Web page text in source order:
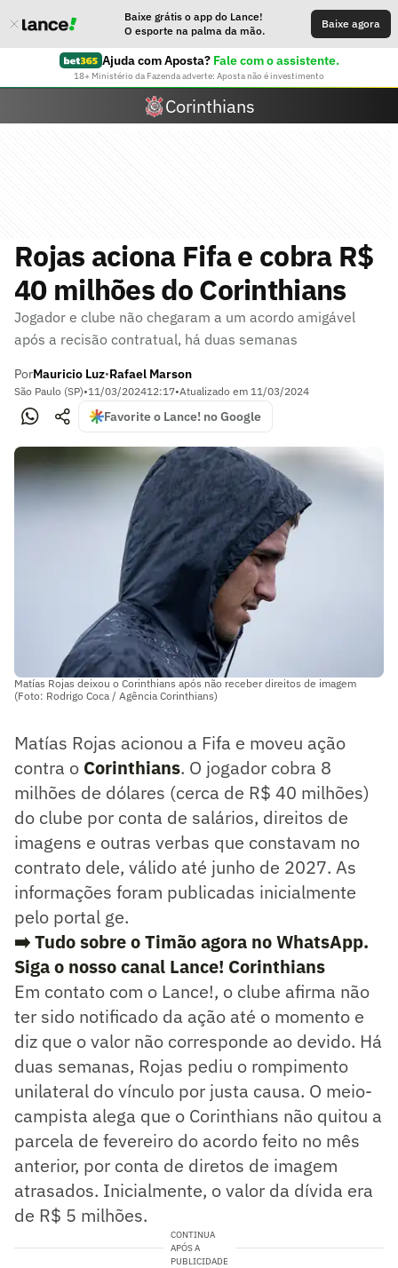
Baixe grátis o app do Lance!
O esporte na palma da mão.
Baixe agora
Ajuda com Aposta? Fale com o assistente.
18+ Ministério da Fazenda adverte: Aposta não é investimento
Corinthians
Rojas aciona Fifa e cobra R$
40 milhões do Corinthians
Jogador e clube não chegaram a um acordo amigável
após a recisão contratual, há duas semanas
PorMauricio Luz•Rafael Marson
São Paulo (SP)•11/03/202412:17•Atualizado em 11/03/2024
Favorite o Lance! no Google
Matías Rojas deixou o Corinthians após não receber direitos de imagem
(Foto: Rodrigo Coca / Agência Corinthians)
Matías Rojas acionou a Fifa e moveu ação
contra o Corinthians. O jogador cobra 8
milhões de dólares (cerca de R$ 40 milhões)
do clube por conta de salários, direitos de
imagens e outras verbas que constavam no
contrato dele, válido até junho de 2027. As
informações foram publicadas inicialmente
pelo portal ge.
➡️ Tudo sobre o Timão agora no WhatsApp.
Siga o nosso canal Lance! Corinthians
Em contato com o Lance!, o clube afirma não
ter sido notificado da ação até o momento e
diz que o valor não corresponde ao devido. Há
duas semanas, Rojas pediu o rompimento
unilateral do vínculo por justa causa. O meio-
campista alega que o Corinthians não quitou a
parcela de fevereiro do acordo feito no mês
anterior, por conta de diretos de imagem
atrasados. Inicialmente, o valor da dívida era
de R$ 5 milhões.
CONTINUA
APÓS A
PUBLICIDADE